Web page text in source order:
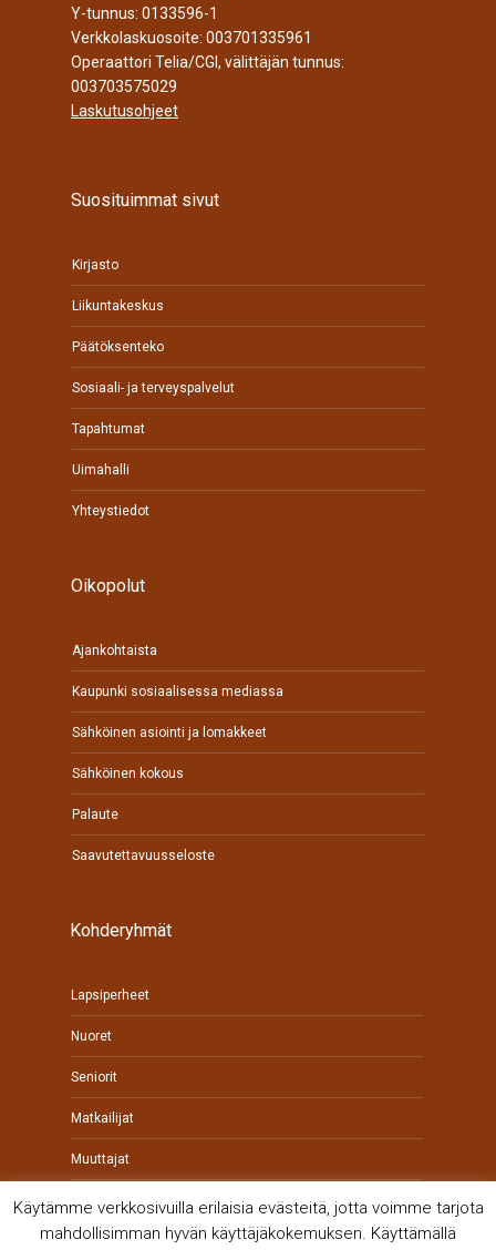
Y-tunnus: 0133596-1
Verkkolaskuosoite: 003701335961
Operaattori Telia/CGI, välittäjän tunnus:
003703575029
Laskutusohjeet
Suosituimmat sivut
Kirjasto
Liikuntakeskus
Päätöksenteko
Sosiaali- ja terveyspalvelut
Tapahtumat
Uimahalli
Yhteystiedot
Oikopolut
Ajankohtaista
Kaupunki sosiaalisessa mediassa
Sähköinen asiointi ja lomakkeet
Sähköinen kokous
Palaute
Saavutettavuusseloste
Kohderyhmät
Lapsiperheet
Nuoret
Seniorit
Matkailijat
Muuttajat
Käytämme verkkosivuilla erilaisia evästeitä, jotta voimme tarjota
mahdollisimman hyvän käyttäjäkokemuksen. Käyttämällä